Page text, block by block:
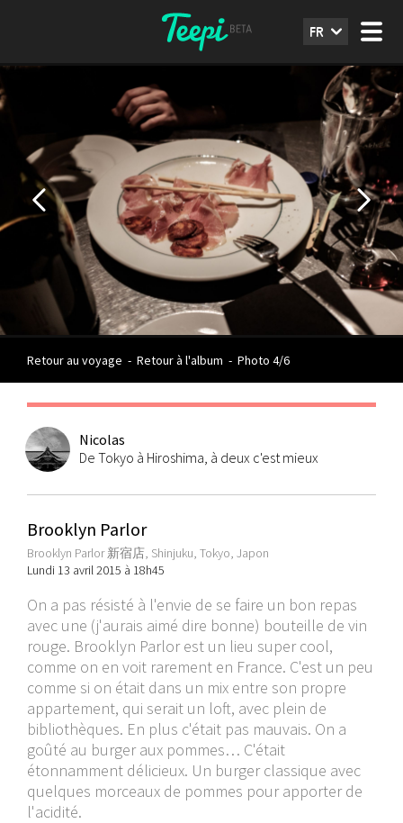
FR
Retour au voyage - Retour à l'album - Photo 4/6
Nicolas
De Tokyo à Hiroshima, à deux c'est mieux
Brooklyn Parlor
Brooklyn Parlor 新宿店, Shinjuku, Tokyo, Japon
Lundi 13 avril 2015 à 18h45
On a pas résisté à l'envie de se faire un bon repas
avec une (j'aurais aimé dire bonne) bouteille de vin
rouge. Brooklyn Parlor est un lieu super cool,
comme on en voit rarement en France. C'est un peu
comme si on était dans un mix entre son propre
appartement, qui serait un loft, avec plein de
bibliothèques. En plus c'était pas mauvais. On a
goûté au burger aux pommes… C'était
étonnamment délicieux. Un burger classique avec
quelques morceaux de pommes pour apporter de
l'acidité.